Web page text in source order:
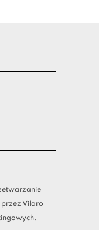
Vilaro